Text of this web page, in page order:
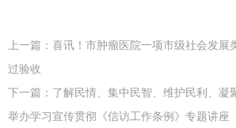
上一篇： 喜讯！市肿瘤医院一项市级社会发展
过验收
下一篇： 了解民情、集中民智、维护民利、
举办学习宣传贯彻《信访工作条例》专题讲座